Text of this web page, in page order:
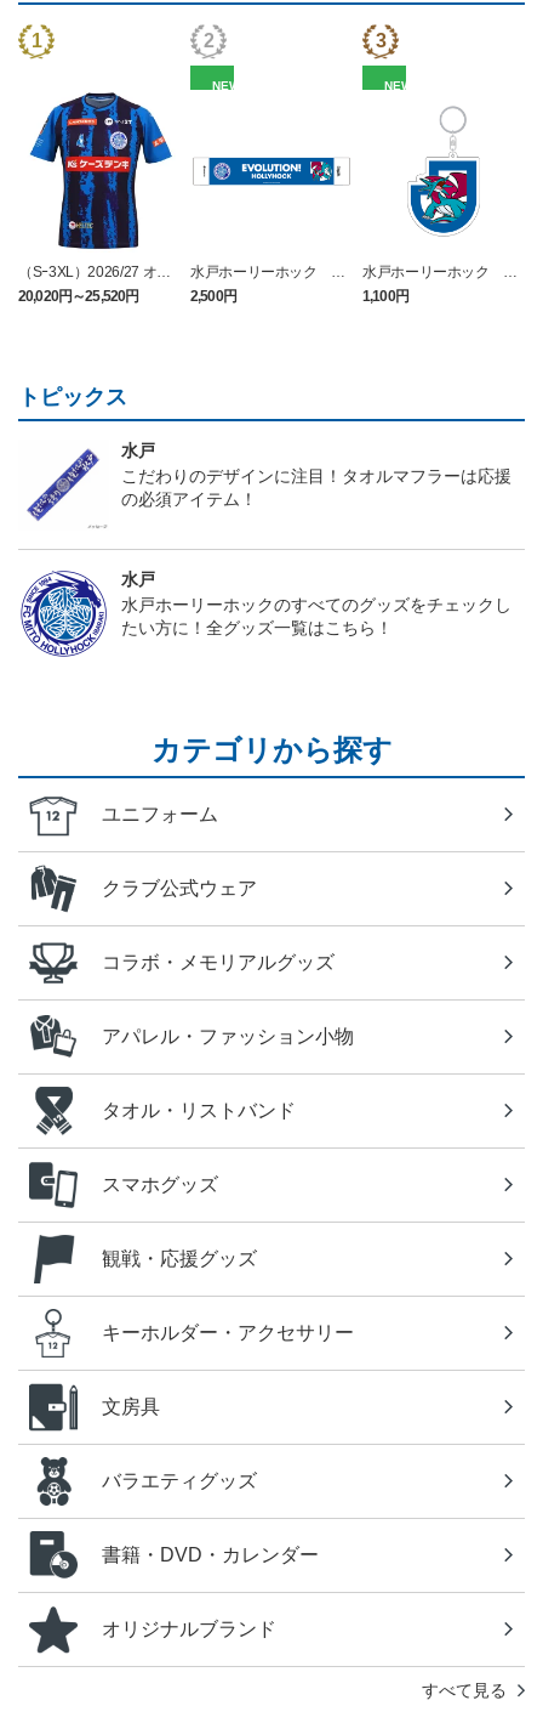
（Sｰ3XL）2026/27 オー
センティックユニフォー
ム FP 1st
20,020円～25,520円
NEW
水戸ホーリーホック ボ
ーマンダ タオルマフラー
2,500円
NEW
水戸ホーリーホック ボ
ーマンダ キーホルダー
1,100円
トピックス
水戸
こだわりのデザインに注目！タオルマフラーは応援
の必須アイテム！
水戸
水戸ホーリーホックのすべてのグッズをチェックし
たい方に！全グッズ一覧はこちら！
カテゴリから探す
ユニフォーム
クラブ公式ウェア
コラボ・メモリアルグッズ
アパレル・ファッション小物
タオル・リストバンド
スマホグッズ
観戦・応援グッズ
キーホルダー・アクセサリー
文房具
バラエティグッズ
書籍・DVD・カレンダー
オリジナルブランド
すべて見る